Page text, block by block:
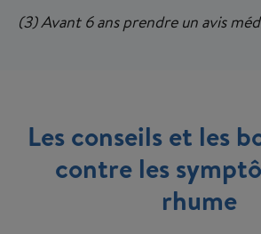
(3) Avant 6 ans prendre un avis
Les conseils et les
contre les
rhume
des cookies.